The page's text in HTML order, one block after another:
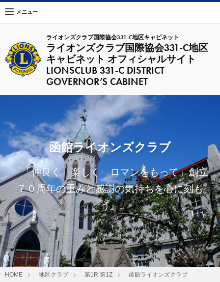
ライオンズクラブ国際協会331-C地区キャビネット
ライオンズクラブ国際協会331-C地区
キャビネット オフィシャルサイト
LIONSCLUB 331-C DISTRICT
GOVERNOR’S CABINET
メニュー
函館ライオンズクラブ
『「仲良く 楽しく ロマンをもって」創立
７０周年の重みと感謝の気持ちを心に刻も
う』
HOME 地区クラブ 第1R 第1Z 函館ライオンズクラブ